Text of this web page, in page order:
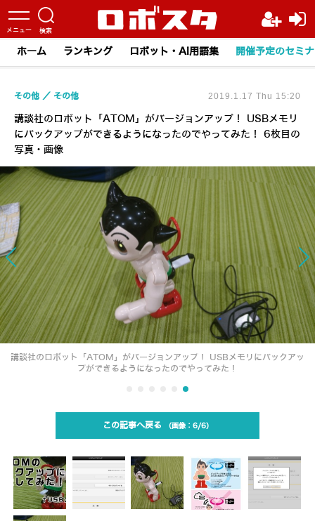
ホーム ランキング ロボット・AI用語集 開催予定のセミ
講談社のロボット「ATOM」がバージョンアップ！ USBメモリ
にバックアップができるようになったのでやってみた！ 6枚目の
写真・画像
その他 その他 2019.1.17 Thu 15:20
講談社のロボット「ATOM」がバージョンアップ！ USBメモリにバックアッ
プができるようになったのでやってみた！
この記事へ戻る 6/6